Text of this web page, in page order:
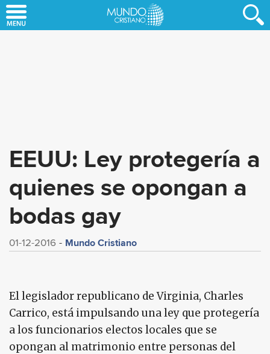
to
EEUU: Ley protegería a
quienes se opongan a
bodas gay
01-12-2016 Mundo Cristiano
El legislador republicano de Virginia, Charles
Carrico, está impulsando una ley que protegería
a los funcionarios electos locales que se
opongan al matrimonio entre personas del